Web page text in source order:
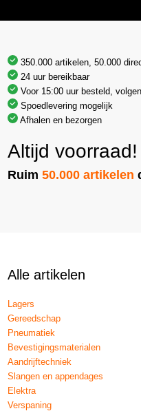
350.000 artikelen, 50.000
24 uur bereikbaar
Voor 15:00 uur besteld,
Spoedlevering mogelijk
Afhalen en bezorgen
Altijd voorraad!
Ruim50.000 artikelen
Alle artikelen
Lagers
Gereedschap
Pneumatiek
Bevestigingsmaterialen
Aandrijftechniek
Slangen en appendages
Elektra
Verspaning